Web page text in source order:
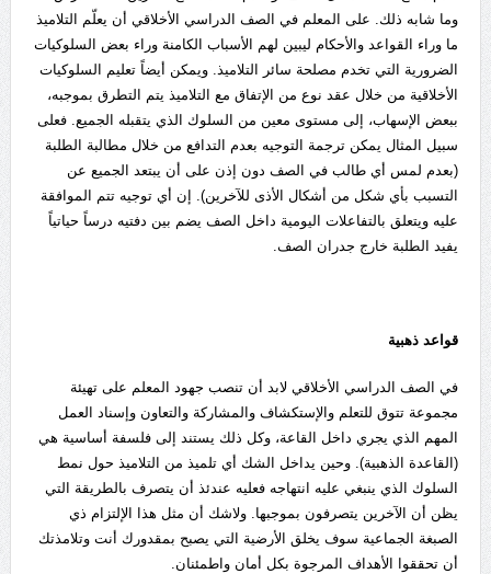
وما شابه ذلك. على المعلم في الصف الدراسي الأخلاقي أن يعلّم التلاميذ
ما وراء القواعد والأحكام ليبين لهم الأسباب الكامنة وراء بعض السلوكيات
الضرورية التي تخدم مصلحة سائر التلاميذ. ويمكن أيضاً تعليم السلوكيات
الأخلاقية من خلال عقد نوع من الإتفاق مع التلاميذ يتم التطرق بموجبه،
ببعض الإسهاب، إلى مستوى معين من السلوك الذي يتقبله الجميع. فعلى
سبيل المثال يمكن ترجمة التوجيه بعدم التدافع من خلال مطالبة الطلبة
(بعدم لمس أي طالب في الصف دون إذن على أن يبتعد الجميع عن
التسبب بأي شكل من أشكال الأذى للآخرين). إن أي توجيه تتم الموافقة
عليه ويتعلق بالتفاعلات اليومية داخل الصف يضم بين دفتيه درساً حياتياً
يفيد الطلبة خارج جدران الصف.
قواعد ذهبية
في الصف الدراسي الأخلاقي لابد أن تنصب جهود المعلم على تهيئة
مجموعة تتوق للتعلم والإستكشاف والمشاركة والتعاون وإسناد العمل
المهم الذي يجري داخل القاعة، وكل ذلك يستند إلى فلسفة أساسية هي
(القاعدة الذهبية). وحين يداخل الشك أي تلميذ من التلاميذ حول نمط
السلوك الذي ينبغي عليه انتهاجه فعليه عندئذ أن يتصرف بالطريقة التي
يظن أن الآخرين يتصرفون بموجبها. ولاشك أن مثل هذا الإلتزام ذي
الصبغة الجماعية سوف يخلق الأرضية التي يصبح بمقدورك أنت وتلامذتك
أن تحققوا الأهداف المرجوة بكل أمان واطمئنان.